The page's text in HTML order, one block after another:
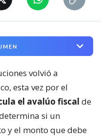
volvió a
esta vez por el
el avalúo fiscal de
si un
y el monto que debe